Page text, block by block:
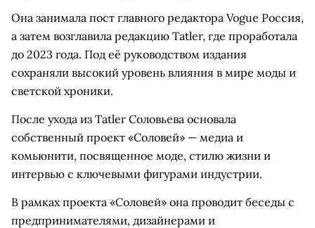
Она занимала пост главного редактора Vogue Россия,
а затем возглавила редакцию Tatler, где проработала
до 2023 года. Под её руководством издания
сохраняли высокий уровень влияния в мире моды и
светской хроники.
После ухода из Tatler Соловьева основала
собственный проект «Соловей» — медиа и
комьюнити, посвященное моде, стилю жизни и
интервью с ключевыми фигурами индустрии.
В рамках проекта «Соловей» она проводит беседы с
предпринимателями, дизайнерами и